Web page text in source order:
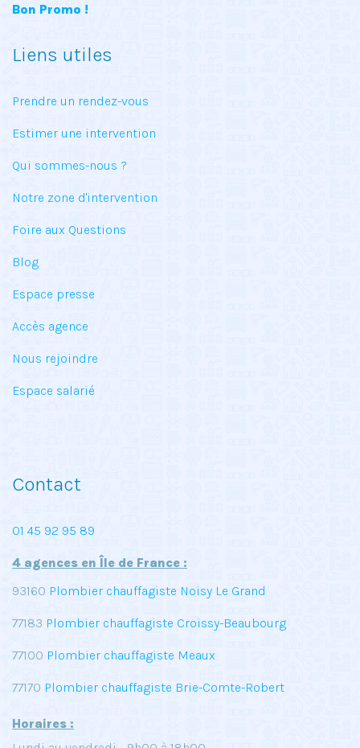
Bon Promo !
Liens utiles
Prendre un rendez-vous
Estimer une intervention
Qui sommes-nous ?
Notre zone d'intervention
Foire aux Questions
Blog
Espace presse
Accès agence
Nous rejoindre
Espace salarié
Contact
01 45 92 95 89
4 agences en Île de France :
93160 Plombier chauffagiste Noisy Le Grand
77183 Plombier chauffagiste Croissy-Beaubourg
77100 Plombier chauffagiste Meaux
77170 Plombier chauffagiste Brie-Comte-Robert
Horaires :